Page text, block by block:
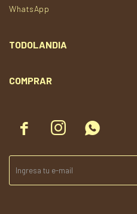
  
WhatsApp
TODOLANDIA
COMPRAR